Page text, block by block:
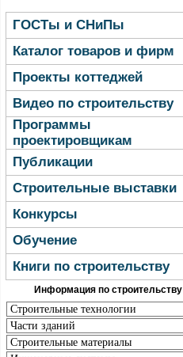
ГОСТы и СНиПы
Каталог товаров и фирм
Проекты коттеджей
Видео по строительству
Программы
проектировщикам
Публикации
Строительные выставки
Конкурсы
Обучение
Книги по строительству
Информация по строительству